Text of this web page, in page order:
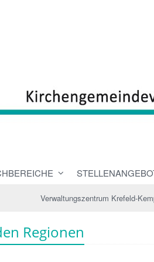
Verwaltungszentrum Krefeld-
Regionen